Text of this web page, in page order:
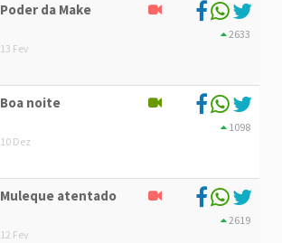
Poder da Make
13 Fev
2633
Boa noite
10 Dez
1098
Muleque atentado
12 Fev
2619